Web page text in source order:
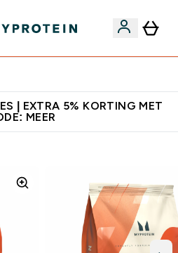
| EXTRA 5% KORTING MET
MEER